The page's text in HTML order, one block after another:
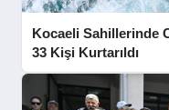
Kocaeli Sahillerinde
33 Kişi Kurtarıldı